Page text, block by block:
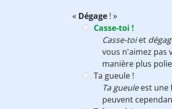
« Dégage ! »
Casse-toi !
Casse-toiet
vous n'aimez pas
manière plus
Ta gueule !
Ta gueuleest une
peuvent